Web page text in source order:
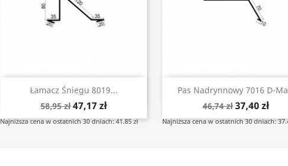
Łamacz Śniegu 8019...
58,95 zł 47,17 zł
Najniższa cena w ostatnich 30 dniach: 41.85 zł
Szybki podgląd
Pas Nadrynnowy 7016 D-
46,74 zł 37,40 zł
Najniższa cena w ostatnich 30 dniach:
Szybki podgląd